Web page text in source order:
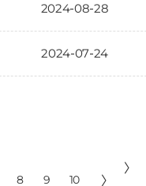
2024-08-28
2024-07-24
8 9 10 〉
〉